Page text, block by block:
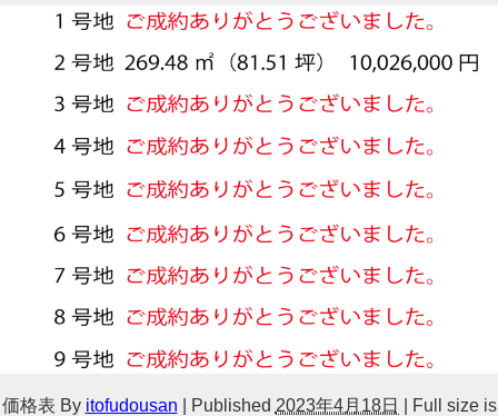
価格表 By itofudousan Published 2023年4月18日
Full size is